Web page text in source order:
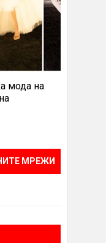
мода на
МРЕЖИ